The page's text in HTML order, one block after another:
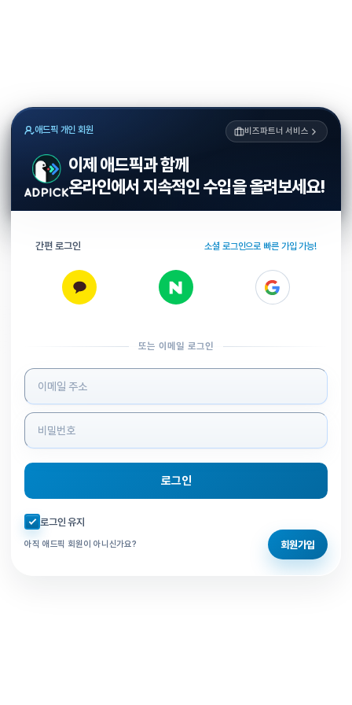
애드픽 개인 회원 비즈파트너 서비스
이제 애드픽과 함께
온라인에서 지속적인 수입을 올려보세요!
간편 로그인 소셜 로그인으로 빠른 가입 가능!
또는 이메일 로그인
로그인 정보 입력
로그인
자동로그인 체크
로그인 유지
아직 애드픽 회원이 아니신가요? 회원가입